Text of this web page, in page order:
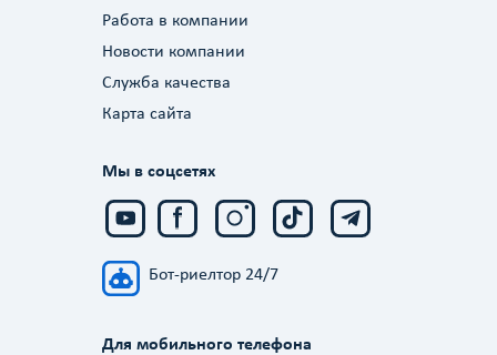
Работа в компании
Новости компании
Служба качества
Карта сайта
Мы в соцсетях
Бот-риелтор 24/7
Для мобильного телефона